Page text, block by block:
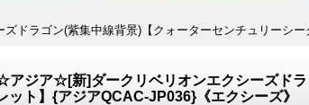
ドラゴン(紫集中線背景)【クォーターセンチュリーシー
アジア☆[新]ダークリベリオンエクシーズド
ット】{アジアQCAC-JP036}《エクシーズ》